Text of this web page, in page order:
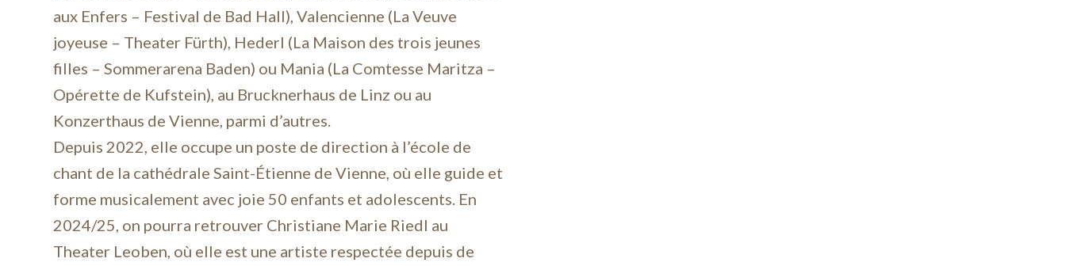
aux Enfers – Festival de Bad Hall), Valencienne (La Veuve
joyeuse – Theater Fürth), Hederl (La Maison des trois jeunes
filles – Sommerarena Baden) ou Mania (La Comtesse Maritza –
Opérette de Kufstein), au Brucknerhaus de Linz ou au
Konzerthaus de Vienne, parmi d’autres.
Depuis 2022, elle occupe un poste de direction à l’école de
chant de la cathédrale Saint-Étienne de Vienne, où elle guide et
forme musicalement avec joie 50 enfants et adolescents. En
2024/25, on pourra retrouver Christiane Marie Riedl au
Theater Leoben, où elle est une artiste respectée depuis de